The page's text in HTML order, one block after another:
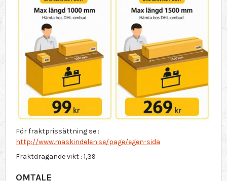
För fraktprissättning se :
http://www.maskindelen.se/page/egen-sida
Fraktdragande vikt : 1,39
OMTALE